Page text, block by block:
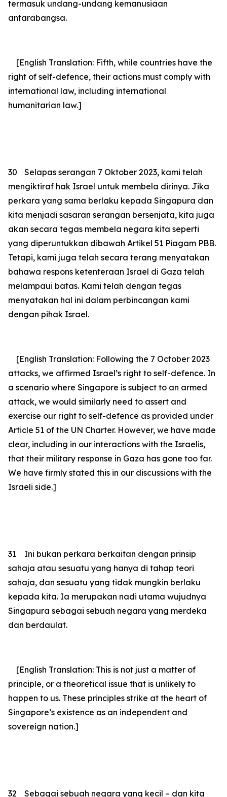
termasuk undang-undang kemanusiaan
antarabangsa.
[English Translation: Fifth, while countries have the
right of self-defence, their actions must comply with
international law, including international
humanitarian law.]
30
Selapas serangan 7 Oktober 2023, kami telah
mengiktiraf hak Israel untuk membela dirinya. Jika
perkara yang sama berlaku kepada Singapura dan
kita menjadi sasaran serangan bersenjata, kita juga
akan secara tegas membela negara kita seperti
yang diperuntukkan dibawah Artikel 51 Piagam PBB.
Tetapi, kami juga telah secara terang menyatakan
bahawa respons ketenteraan Israel di Gaza telah
melampaui batas. Kami telah dengan tegas
menyatakan hal ini dalam perbincangan kami
dengan pihak Israel.
[English Translation: Following the 7 October 2023
attacks, we affirmed Israel’s right to self-defence. In
a scenario where Singapore is subject to an armed
attack, we would similarly need to assert and
exercise our right to self-defence as provided under
Article 51 of the UN Charter. However, we have made
clear, including in our interactions with the Israelis,
that their military response in Gaza has gone too far.
We have firmly stated this in our discussions with the
Israeli side.]
31
Ini bukan perkara berkaitan dengan prinsip
sahaja atau sesuatu yang hanya di tahap teori
sahaja, dan sesuatu yang tidak mungkin berlaku
kepada kita. Ia merupakan nadi utama wujudnya
Singapura sebagai sebuah negara yang merdeka
dan berdaulat.
[English Translation: This is not just a matter of
principle, or a theoretical issue that is unlikely to
happen to us. These principles strike at the heart of
Singapore’s existence as an independent and
sovereign nation.]
32 Sebagai sebuah negara yang kecil – dan kita